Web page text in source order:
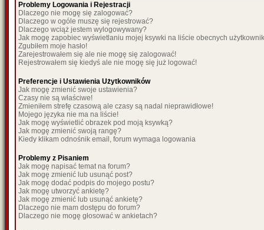
Problemy Logowania i Rejestracji
Dlaczego nie mogę się zalogować?
Dlaczego w ogóle muszę się rejestrować?
Dlaczego wciąż jestem wylogowywany?
Jak mogę zapobiec wyświetlaniu mojej ksywki na liście obecnych
Zgubiłem moje hasło!
Zarejestrowałem się ale nie mogę się zalogować!
Rejestrowałem się kiedyś ale nie mogę się już logować!
Preferencje i Ustawienia Użytkowników
Jak mogę zmienić swoje ustawienia?
Czasy nie są właściwe!
Zmieniłem strefę czasową ale czasy są nadal nieprawidłowe!
Mojego języka nie ma na liście!
Jak mogę wyświetlić obrazek pod moją ksywką?
Jak mogę zmienić swoją rangę?
Kiedy klikam odnośnik email, forum wymaga logowania
Problemy z Pisaniem
Jak mogę napisać temat na forum?
Jak mogę zmienić lub usunąć post?
Jak mogę dodać podpis do mojego postu?
Jak mogę utworzyć ankietę?
Jak mogę zmienić lub usunąć ankietę?
Dlaczego nie mam dostępu do forum?
Dlaczego nie mogę głosować w ankietach?